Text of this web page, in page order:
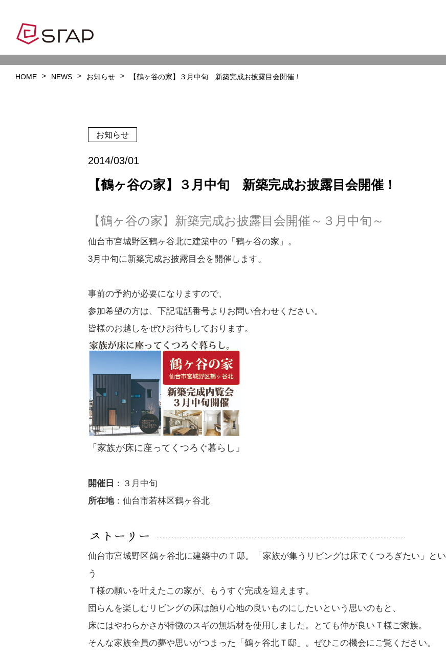
HOME NEWS お知らせ 【鶴ヶ谷の家】３月中旬 新築完成お披露目会開催！
お知らせ
2014/03/01
【鶴ヶ谷の家】３月中旬 新築完成お披露目会開催！
【鶴ヶ谷の家 】新築完成お披露目会開催～３月中旬～
仙台市宮城野区鶴ヶ谷北に建築中の「鶴ヶ谷の家」。
3月中旬に新築完成お披露目会を開催します。
事前の予約が必要になりますので、
参加希望の方は、下記電話番号よりお問い合わせください。
皆様のお越しをぜひお待ちしております。
「家族が床に座ってくつろぐ暮らし」
開催日 ：３月中旬
所在地：仙台市若林区鶴ヶ谷北
仙台市宮城野区鶴ヶ谷北に建築中のＴ邸。「家族が集うリビングは床でくつろぎたい」とい
う
Ｔ様の願いを叶えたこの家が、もうすぐ完成を迎えます。
団らんを楽しむリビングの床は触り心地の良いものにしたいという思いのもと、
床にはやわらかさが特徴のスギの無垢材を使用しました。とても仲が良いＴ様ご家族。
そんな家族全員の夢や思いがつまった「鶴ヶ谷北Ｔ邸」。ぜひこの機会にご覧ください。